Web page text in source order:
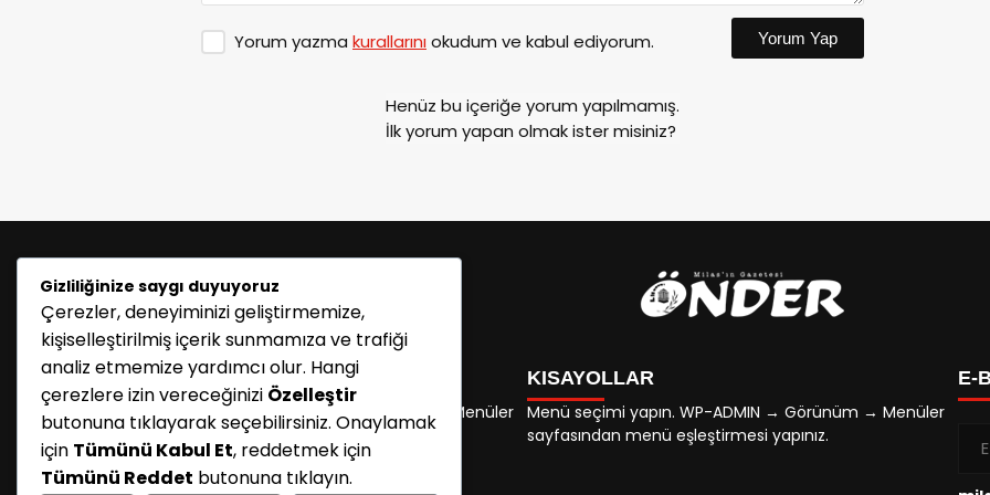
Yorum yazma kurallarınıokudum ve kabul ediyorum. Yorum Yap
Henüz bu içeriğe yorum yapılmamış.
İlk yorum yapan olmak ister misiniz?
KATEGORİLER
Menü seçimi yapın. WP-ADMIN → Görünüm → Menüler
sayfasından menü eşleştirmesi yapınız.
KISAYOLLAR
Menü seçimi yapın. WP-ADMIN → Görünüm → Menüler
sayfasından menü eşleştirmesi yapınız.
E-
Gizliliğinize saygı duyuyoruz
Çerezler, deneyiminizi geliştirmemize,
kişiselleştirilmiş içerik sunmamıza ve trafiği
analiz etmemize yardımcı olur. Hangi
çerezlere izin vereceğinizi Özelleştir
butonuna tıklayarak seçebilirsiniz. Onaylamak
için Tümünü Kabul Et, reddetmek için
Tümünü Reddet butonuna tıklayın.